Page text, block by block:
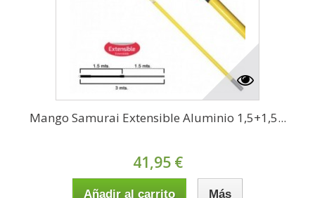
Mango Samurai Extensible Aluminio 1,5+1,5...
41,95 €
Añadir al carrito Más